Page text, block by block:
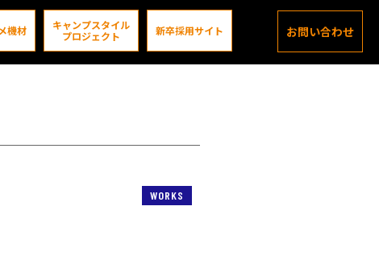
機材
キャンプスタイル
プロジェクト
新卒採用サイト お問い合わせ
WORKS